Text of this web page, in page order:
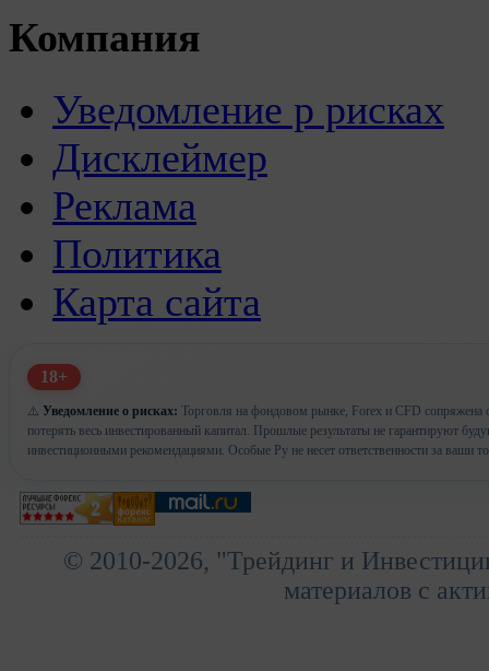
Компания
Уведомление р рисках
Дисклеймер
Реклама
Политика
Карта сайта
18+
⚠️ Уведомление о рисках: Торговля на фондовом рынке, Forex и CFD сопряжена
потерять весь инвестированный капитал. Прошлые результаты не гарантируют
инвестиционными рекомендациями. Особые Ру не несет ответственности за ваши
© 2010-2026, "Трейдинг и
материалов с